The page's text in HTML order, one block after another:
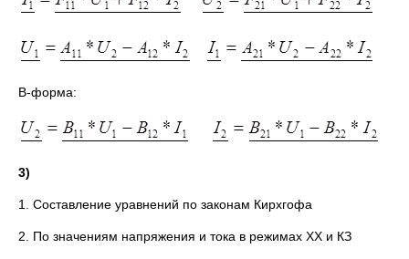
B-форма:
3)
1. Составление уравнений по законам Кирхгофа
2. По значениям напряжения и тока в режимах ХХ и КЗ